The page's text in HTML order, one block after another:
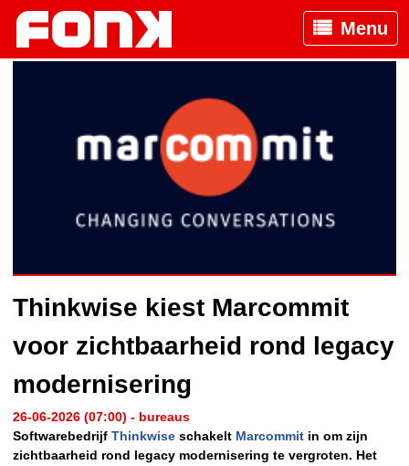
Menu
Thinkwise kiest Marcommit
voor zichtbaarheid rond legacy
modernisering
26-06-2026 (07:00) - bureaus
Softwarebedrijf Thinkwise schakelt Marcommit in om zijn
zichtbaarheid rond legacy modernisering te vergroten. Het